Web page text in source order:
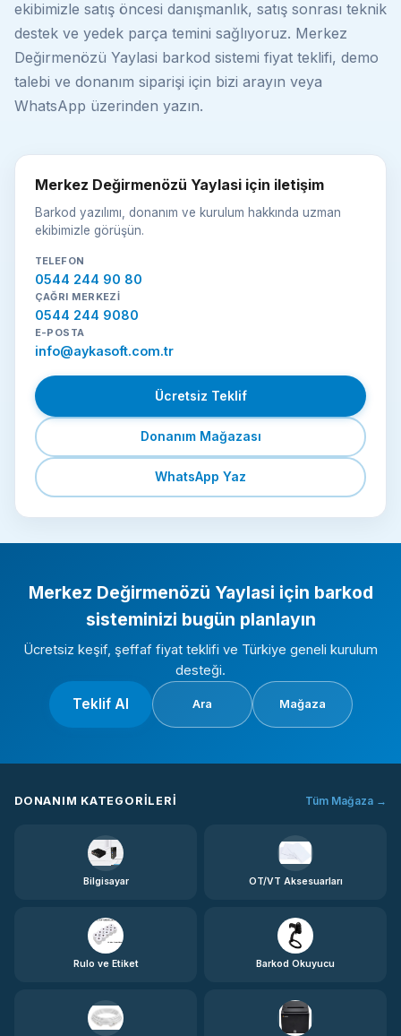
ekibimizle satış öncesi danışmanlık, satış sonrası teknik
destek ve yedek parça temini sağlıyoruz. Merkez
Değirmenözü Yaylasi barkod sistemi fiyat teklifi, demo
talebi ve donanım siparişi için bizi arayın veya
WhatsApp üzerinden yazın.
Merkez Değirmenözü Yaylasi için iletişim
Barkod yazılımı, donanım ve kurulum hakkında uzman
ekibimizle görüşün.
TELEFON
0544 244 90 80
ÇAĞRI MERKEZI
0544 244 9080
E-POSTA
info@aykasoft.com.tr
Ücretsiz Teklif
Donanım Mağazası
WhatsApp Yaz
Merkez Değirmenözü Yaylasi için barkod
sisteminizi bugün planlayın
Ücretsiz keşif, şeffaf fiyat teklifi ve Türkiye geneli kurulum
desteği.
Teklif Al Ara Mağaza
DONANIM KATEGORILERI Tüm Mağaza →
Bilgisayar OT/VT Aksesuarları
Rulo ve Etiket Barkod Okuyucu